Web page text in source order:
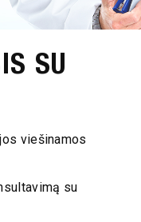
SU
viešinamos
su